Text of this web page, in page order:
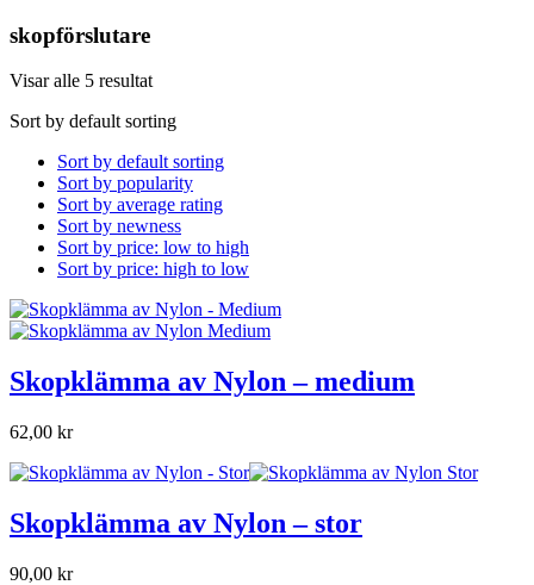
skopförslutare
Visar alle 5 resultat
Sort by default sorting
Sort by default sorting
Sort by popularity
Sort by average rating
Sort by newness
Sort by price: low to high
Sort by price: high to low
Skopklämma av Nylon – medium
62,00 kr
Skopklämma av Nylon – stor
90,00 kr